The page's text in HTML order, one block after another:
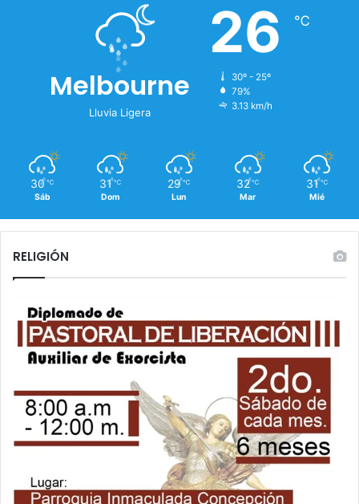
Melbourne
Lluvia Ligera
26 ℃
30º - 25º
79%
3.13 km/h
30 ℃
Sáb
31 ℃
Dom
29 ℃
Lun
32 ℃
Mar
31 ℃
Mié
RELIGIÓN